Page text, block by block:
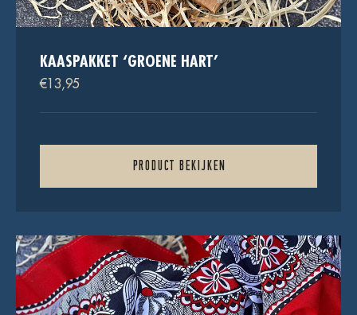
KAASPAKKET ‘GROENE HART’
€13,95
PRODUCT BEKIJKEN